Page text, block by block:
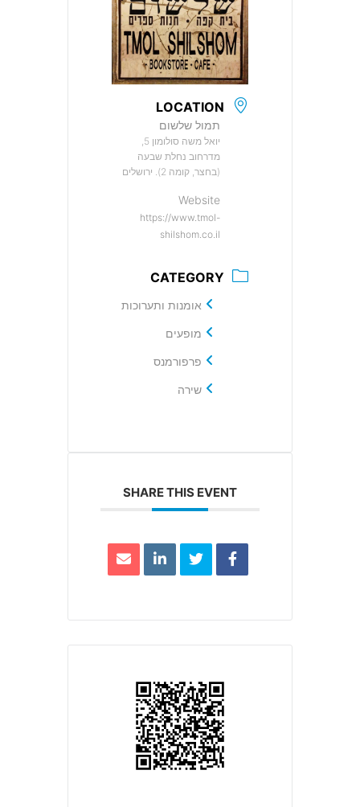
LOCATION
תמול שלשום
יואל משה סולומון 5,
מדרחוב נחלת שבעה
(בחצר, קומה 2). ירושלים
Website
https://www.tmol-
shilshom.co.il
CATEGORY
אומנות ותערוכות
מופעים
פרפורמנס
שירה
SHARE THIS EVENT